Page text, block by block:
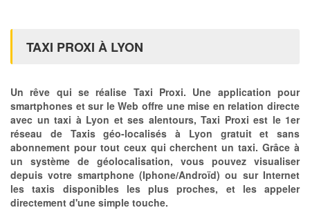
TAXI PROXI À LYON
Un rêve qui se réalise Taxi Proxi. Une application pour
smartphones et sur le Web offre une mise en relation directe
avec un taxi à Lyon et ses alentours, Taxi Proxi est le 1er
réseau de Taxis géo-localisés à Lyon gratuit et sans
abonnement pour tout ceux qui cherchent un taxi. Grâce à
un système de géolocalisation, vous pouvez visualiser
depuis votre smartphone (Iphone/Androïd) ou sur Internet
les taxis disponibles les plus proches, et les appeler
directement d'une simple touche.